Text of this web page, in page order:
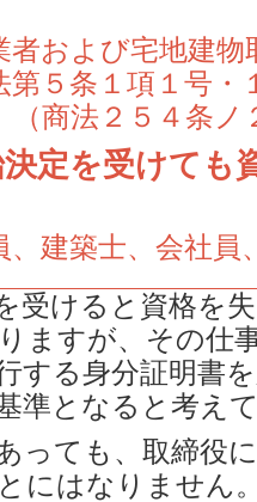
者および宅地建
第５条１項１号・
商法２５４条
定を受けても
、建築士、会社員
受けると資格を
ますが、その仕
する身分証明書
準となると考え
っても、取締役
にはなりません